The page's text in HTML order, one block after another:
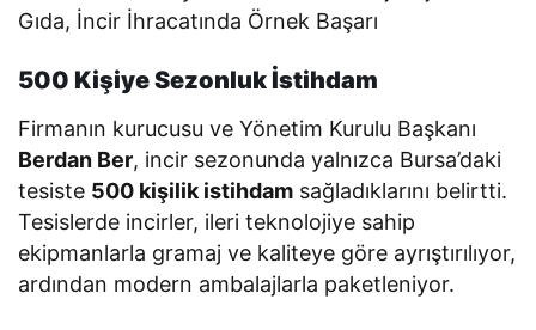
500 Kişiye Sezonluk İstihdam
Firmanın kurucusu ve Yönetim Kurulu Başkanı
Berdan Ber, incir sezonunda yalnızca Bursa’daki
tesiste 500 kişilik istihdam sağladıklarını belirtti.
Tesislerde incirler, ileri teknolojiye sahip
ekipmanlarla gramaj ve kaliteye göre ayrıştırılıyor,
ardından modern ambalajlarla paketleniyor.